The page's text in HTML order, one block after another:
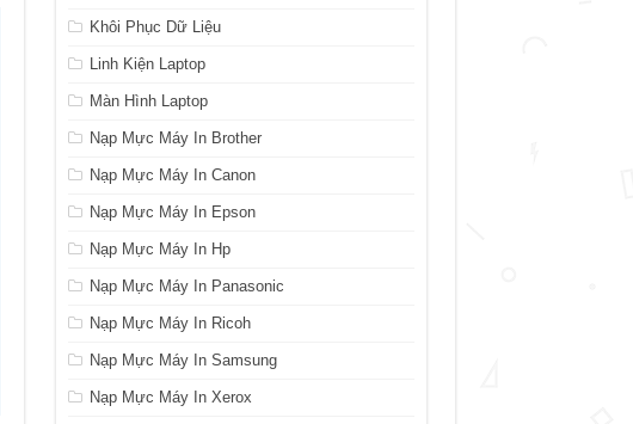
Khôi Phục Dữ Liệu
Linh Kiện Laptop
Màn Hình Laptop
Nạp Mực Máy In Brother
Nạp Mực Máy In Canon
Nạp Mực Máy In Epson
Nạp Mực Máy In Hp
Nạp Mực Máy In Panasonic
Nạp Mực Máy In Ricoh
Nạp Mực Máy In Samsung
Nạp Mực Máy In Xerox